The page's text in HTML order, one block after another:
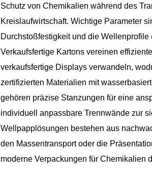
Recycling oder Kompostieren. Jede Tüte
besticht durch liebevolle Details: dezente
Variationen in der Papierstruktur, sauber
gefaltete Kanten und stabile,
handgebundene Henkel für den täglichen
Gebrauch. Sie eignet sich perfekt zum
Verschenken, für die Warenpräsentation
Einzelhandel oder zum Transportieren
Kleinigkeiten und vereint Langlebigkeit
Einkäufe, Kosmetik oder kleine
Geschenke) mit geringem Gewicht und
Schutz von Chemikalien während des
Kreislaufwirtschaft. Wichtige Parameter
Durchstoßfestigkeit und die
Verkaufsfertige Kartons vereinen
verkaufsfertige Displays verwandeln,
zertifizierten Materialien mit
gehören präzise Stanzungen für eine
individuell anpassbare Trennwände zur
Wellpapplösungen bestehen aus
den Massentransport oder die
moderne Verpackungen für Chemikalien